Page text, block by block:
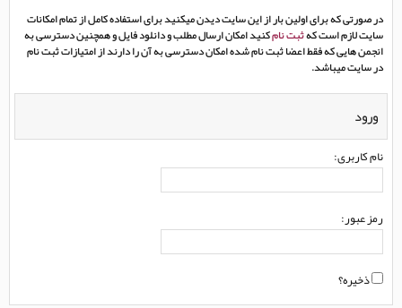
در صورتی که برای اولین بار از این سایت دیدن میکنید برای استفاده کامل از تمام امکانات
سایت لازم است کهثبت نامکنید امکان ارسال مطلب و دانلود فایل و همچنین دسترسی به
انجمن هایی که فقط اعضا ثبت نام شده امکان دسترسی به آن را دارند از امتیازات ثبت نام
در سایت میباشد.
ورود
نام کاربری:
رمز عبور:
ذخیره؟